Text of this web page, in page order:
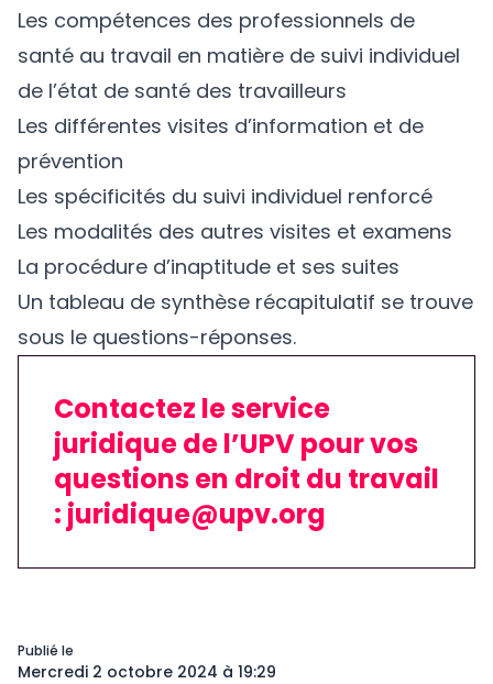
Publié le
Mercredi 2 octobre 2024 à 19:29
Les compétences des professionnels de
santé au travail en matière de suivi individuel
de l’état de santé des travailleurs
Les différentes visites d’information et de
prévention
Les spécificités du suivi individuel renforcé
Les modalités des autres visites et examens
La procédure d’inaptitude et ses suites
Un tableau de synthèse récapitulatif se trouve
sous le questions-réponses.
Contactez le service
juridique de l’UPV pour vos
questions en droit du travail
: juridique@upv.org